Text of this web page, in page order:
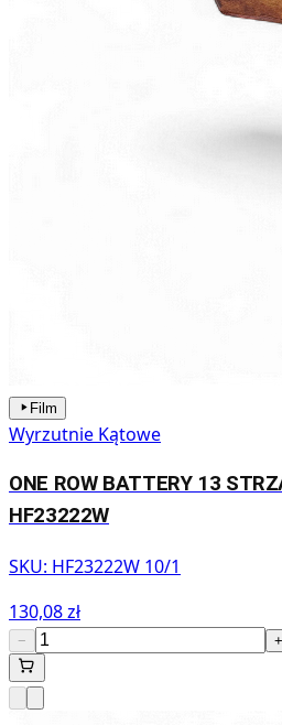
Film
Wyrzutnie Kątowe
ONE ROW BATTERY 13
HF23222W
SKU: HF23222W 10/1
130,08 zł
− +